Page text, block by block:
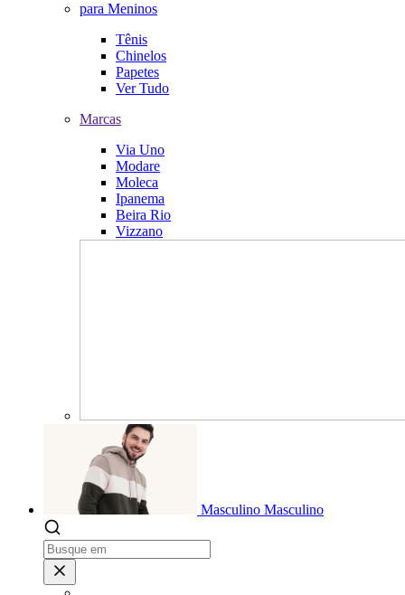
para Meninos
Tênis
Chinelos
Papetes
Ver Tudo
Marcas
Via Uno
Modare
Moleca
Ipanema
Beira Rio
Vizzano
Masculino Masculino